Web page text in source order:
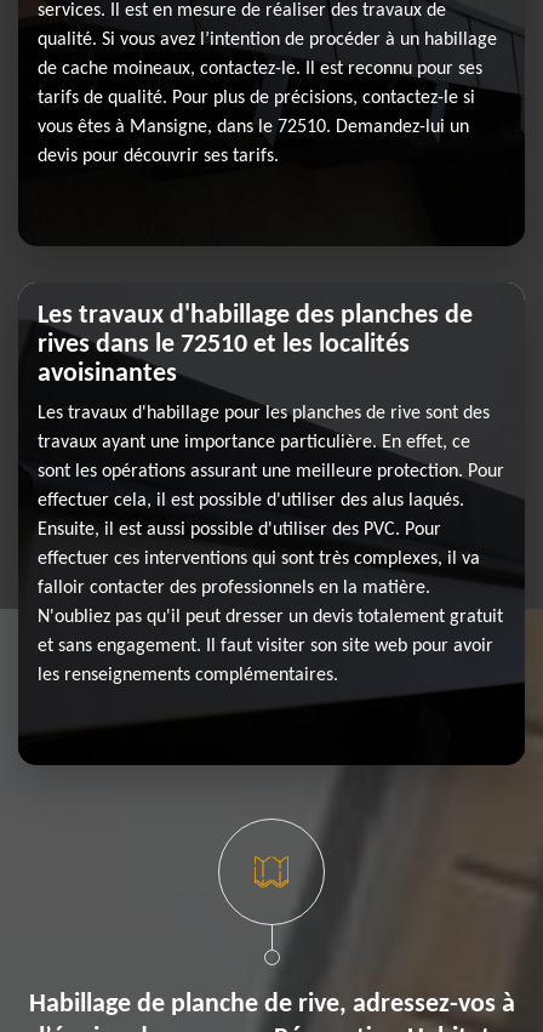
services. Il est en mesure de réaliser des travaux de
qualité. Si vous avez l’intention de procéder à un habillage
de cache moineaux, contactez-le. Il est reconnu pour ses
tarifs de qualité. Pour plus de précisions, contactez-le si
vous êtes à Mansigne, dans le 72510. Demandez-lui un
devis pour découvrir ses tarifs.
Les travaux d'habillage des planches de
rives dans le 72510 et les localités
avoisinantes
Les travaux d'habillage pour les planches de rive sont des
travaux ayant une importance particulière. En effet, ce
sont les opérations assurant une meilleure protection. Pour
effectuer cela, il est possible d'utiliser des alus laqués.
Ensuite, il est aussi possible d'utiliser des PVC. Pour
effectuer ces interventions qui sont très complexes, il va
falloir contacter des professionnels en la matière.
N'oubliez pas qu'il peut dresser un devis totalement gratuit
et sans engagement. Il faut visiter son site web pour avoir
les renseignements complémentaires.
Habillage de planche de rive, adressez-vos à